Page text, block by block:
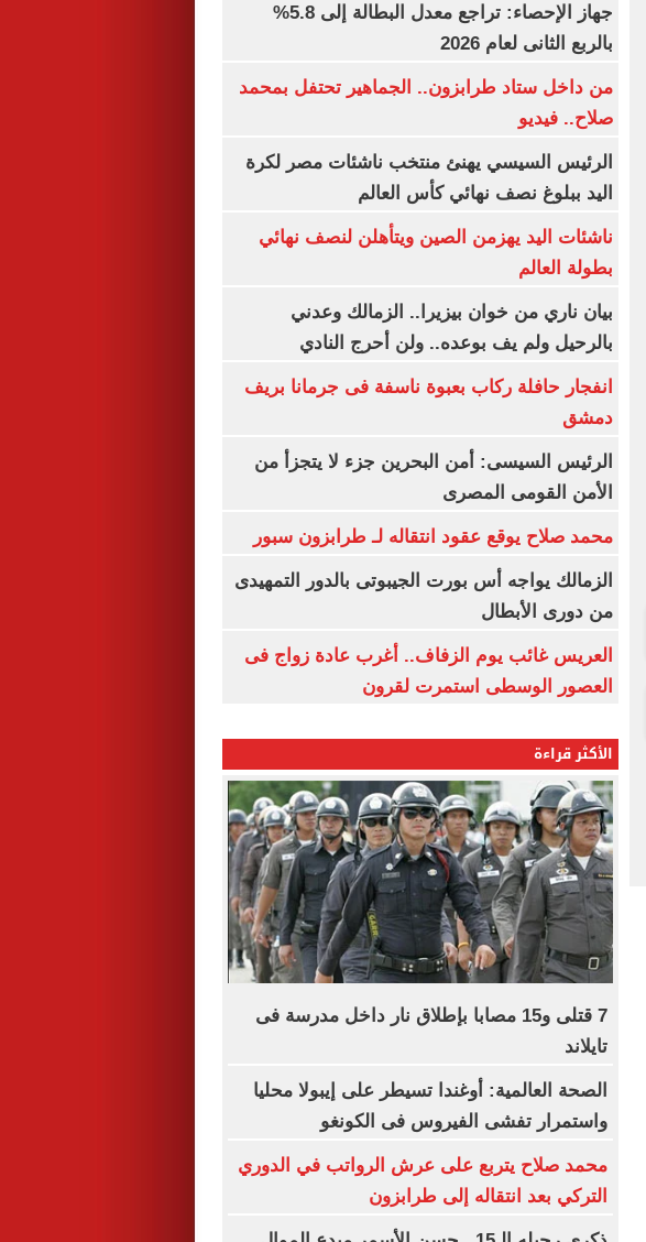
جهاز الإحصاء: تراجع معدل البطالة إلى 5.8%
بالربع الثانى لعام 2026
من داخل ستاد طرابزون.. الجماهير تحتفل بمحمد
صلاح.. فيديو
الرئيس السيسي يهنئ منتخب ناشئات مصر لكرة
اليد ببلوغ نصف نهائي كأس العالم
ناشئات اليد يهزمن الصين ويتأهلن لنصف نهائي
بطولة العالم
بيان ناري من خوان بيزيرا.. الزمالك وعدني
بالرحيل ولم يف بوعده.. ولن أحرج النادي
انفجار حافلة ركاب بعبوة ناسفة فى جرمانا بريف
دمشق
الرئيس السيسى: أمن البحرين جزء لا يتجزأ من
الأمن القومى المصرى
محمد صلاح يوقع عقود انتقاله لـ طرابزون سبور
الزمالك يواجه أس بورت الجيبوتى بالدور التمهيدى
من دورى الأبطال
العريس غائب يوم الزفاف.. أغرب عادة زواج فى
العصور الوسطى استمرت لقرون
الأكثر قراءة
7 قتلى و15 مصابا بإطلاق نار داخل مدرسة فى
تايلاند
الصحة العالمية: أوغندا تسيطر على إيبولا محليا
واستمرار تفشى الفيروس فى الكونغو
محمد صلاح يتربع على عرش الرواتب في الدوري
التركي بعد انتقاله إلى طرابزون